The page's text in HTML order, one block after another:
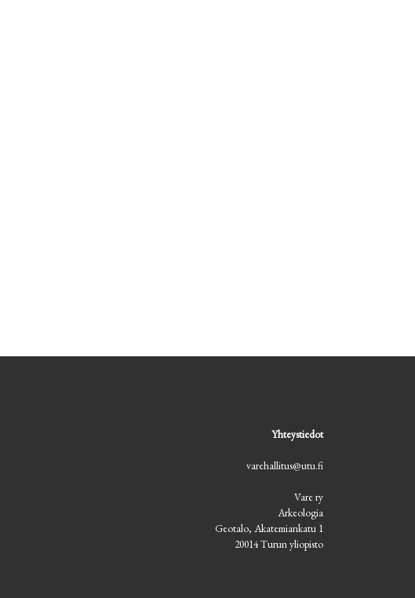
Yhteystiedot
varehallitus@utu.fi
Vare ry
Arkeologia
Geotalo, Akatemiankatu 1
20014 Turun yliopisto